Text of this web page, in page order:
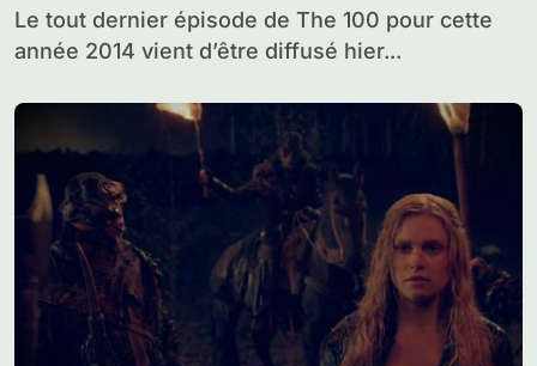
Le tout dernier épisode de The 100 pour cette
année 2014 vient d’être diffusé hier...